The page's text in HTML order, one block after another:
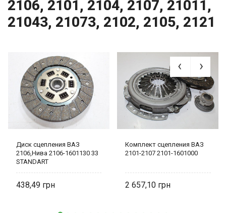
2106, 2101, 2104, 2107, 21011,
21043, 21073, 2102, 2105, 2121
Диск сцепления ВАЗ
2106,Нива 2106-1601130 33
STANDART
438,49
Комплект сцепления ВАЗ
2101-2107 2101-1601000
2 657,10